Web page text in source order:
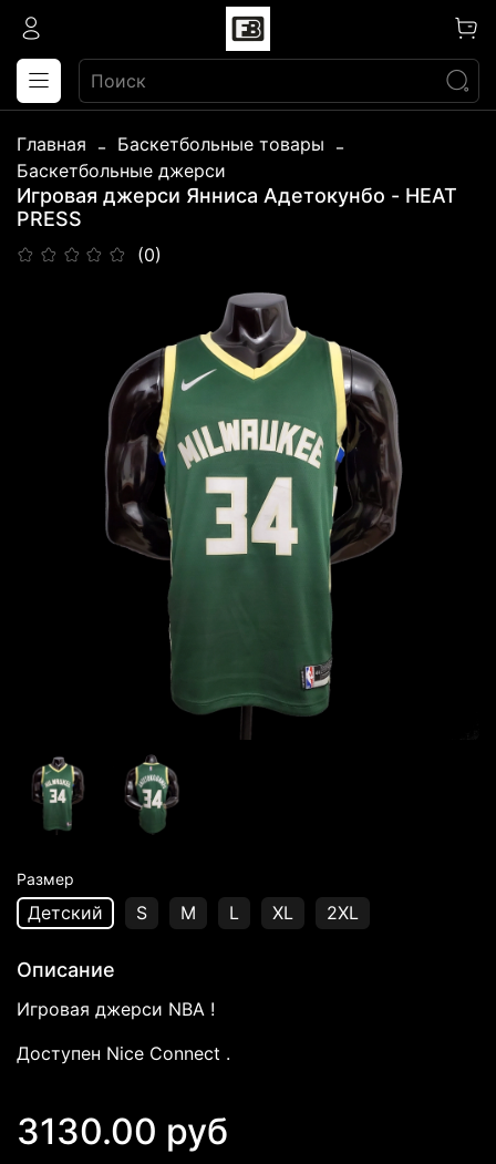
Главная
Баскетбольные товары
Баскетбольные джерси
Игровая джерси Янниса Адетокунбо - HEAT
PRESS
(0)
Размер
Детский S M L XL 2XL
Описание
Игровая джерси NBA !
Доступен Nice Connect .
3130.00 руб